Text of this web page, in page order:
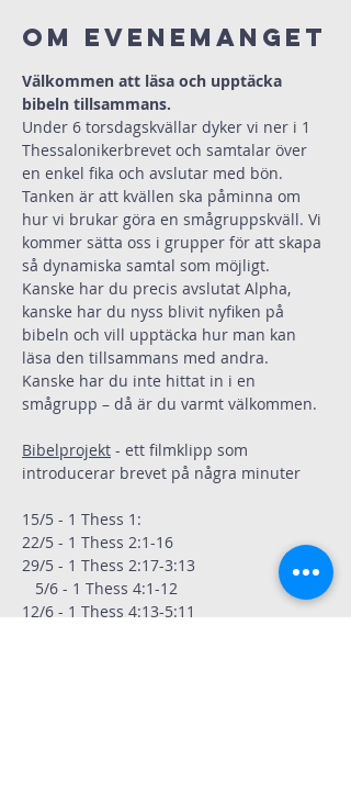
Om evenemanget
Välkommen att läsa och upptäcka
bibeln tillsammans.
Under 6 torsdagskvällar dyker vi ner i 1
Thessalonikerbrevet och samtalar över
en enkel fika och avslutar med bön.
Tanken är att kvällen ska påminna om
hur vi brukar göra en smågruppskväll. Vi
kommer sätta oss i grupper för att skapa
så dynamiska samtal som möjligt.
Kanske har du precis avslutat Alpha,
kanske har du nyss blivit nyfiken på
bibeln och vill upptäcka hur man kan
läsa den tillsammans med andra.
Kanske har du inte hittat in i en
smågrupp – då är du varmt välkommen.
Bibelprojekt - ett filmklipp som
introducerar brevet på några minuter
15/5 - 1 Thess 1:
22/5 - 1 Thess 2:1-16
29/5 - 1 Thess 2:17-3:13
5/6 - 1 Thess 4:1-12
12/6 - 1 Thess 4:13-5:11